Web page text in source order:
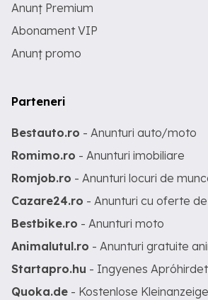
Anunț Premium
Abonament VIP
Anunț promo
Parteneri
Bestauto.ro - Anunturi auto/moto
Romimo.ro - Anunturi imobiliare
Romjob.ro - Anunturi locuri de
Cazare24.ro - Anunturi cu oferte
Bestbike.ro - Anunturi moto
Animalutul.ro - Anunturi gratuite
Startapro.hu - Ingyenes
Quoka.de - Kostenlose